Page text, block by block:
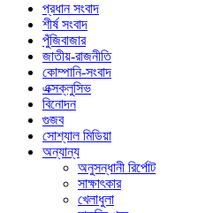
প্রধান সংবাদ
শীর্ষ সংবাদ
পুঁজিবাজার
জাতীয়-রাজনীতি
কোম্পানি-সংবাদ
এক্সক্লুসিভ
বিনোদন
গুজব
সোশ্যাল মিডিয়া
অন্যান্য
অনুসন্ধানী রির্পোট
সাক্ষাৎকার
খেলাধুলা